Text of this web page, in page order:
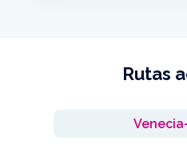
Rutas